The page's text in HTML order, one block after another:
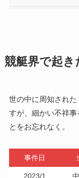
競艇界で起き
世の中に周知され
すが、細かい不祥
とをお忘れなく。
事件日
2023/1